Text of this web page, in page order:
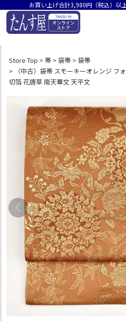
お買い上げ合計3,980円（税込）以
Store Top 帯 袋帯
袋帯
（中古）袋帯 スモーキーオレンジ フ
切箔 花唐草 南天華文 天平文